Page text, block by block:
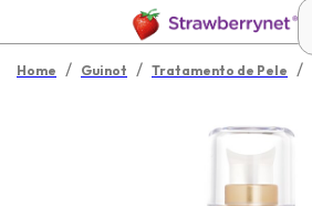
Home / Guinot / Tratamento de Pele /